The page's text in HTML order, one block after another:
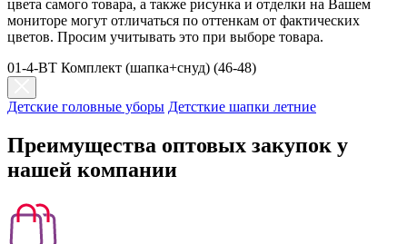
цвета самого товара, а также рисунка и отделки на Вашем
мониторе могут отличаться по оттенкам от фактических
цветов. Просим учитывать это при выборе товара.
01-4-BT Комплект (шапка+снуд) (46-48)
Детские головные уборы Детсткие шапки летние
Преимущества оптовых закупок у
нашей компании